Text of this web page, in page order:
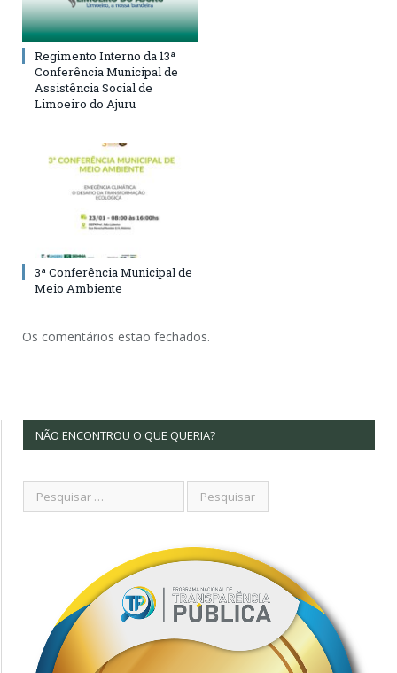
Regimento Interno da 13ª
Conferência Municipal de
Assistência Social de
Limoeiro do Ajuru
3ª Conferência Municipal de
Meio Ambiente
Os comentários estão fechados.
NÃO ENCONTROU O QUE QUERIA?